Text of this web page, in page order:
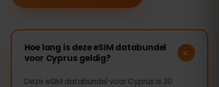
Hoe lang is deze eSIM databundel
voor Cyprus geldig?
Deze eSIM databundel voor Cyprus is 30